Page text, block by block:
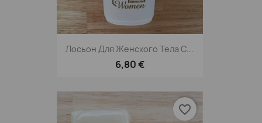
Лосьон Для Женского Тела С...
6,80 €
favorite_border